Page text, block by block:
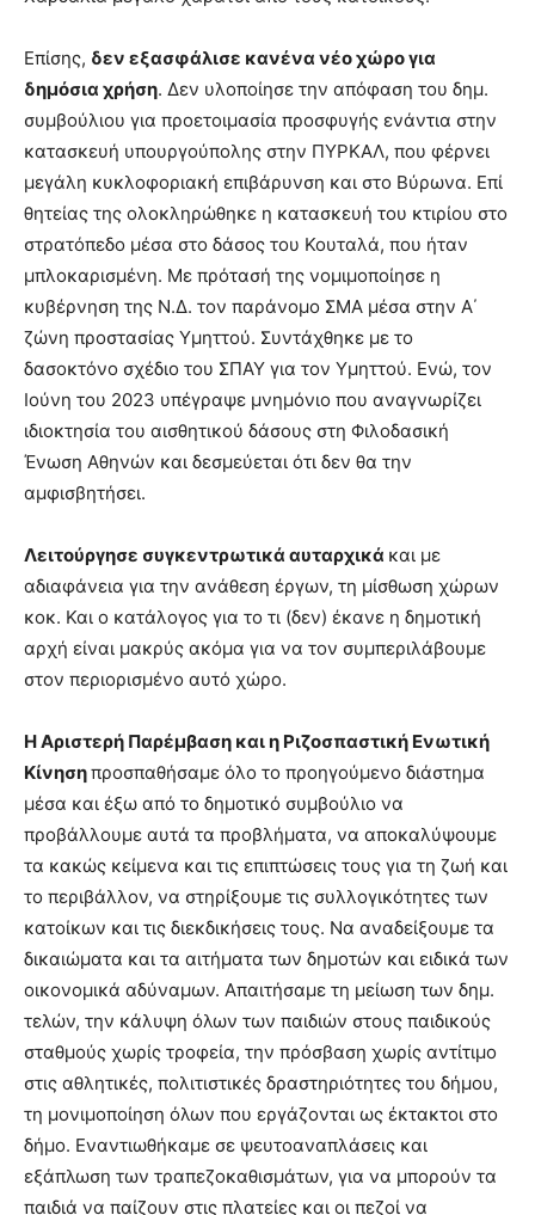
Επίσης, δεν εξασφάλισε κανένα νέο χώρο για
δημόσια χρήση. Δεν υλοποίησε την απόφαση του δημ.
συμβούλιου για προετοιμασία προσφυγής ενάντια στην
κατασκευή υπουργούπολης στην ΠΥΡΚΑΛ, που φέρνει
μεγάλη κυκλοφοριακή επιβάρυνση και στο Βύρωνα. Επί
θητείας της ολοκληρώθηκε η κατασκευή του κτιρίου στο
στρατόπεδο μέσα στο δάσος του Κουταλά, που ήταν
μπλοκαρισμένη. Με πρότασή της νομιμοποίησε η
κυβέρνηση της Ν.Δ. τον παράνομο ΣΜΑ μέσα στην Α΄
ζώνη προστασίας Υμηττού. Συντάχθηκε με το
δασοκτόνο σχέδιο του ΣΠΑΥ για τον Υμηττού. Ενώ, τον
Ιούνη του 2023 υπέγραψε μνημόνιο που αναγνωρίζει
ιδιοκτησία του αισθητικού δάσους στη Φιλοδασική
Ένωση Αθηνών και δεσμεύεται ότι δεν θα την
αμφισβητήσει.
Λειτούργησε συγκεντρωτικά αυταρχικά και με
αδιαφάνεια για την ανάθεση έργων, τη μίσθωση χώρων
κοκ. Και ο κατάλογος για το τι (δεν) έκανε η δημοτική
αρχή είναι μακρύς ακόμα για να τον συμπεριλάβουμε
στον περιορισμένο αυτό χώρο.
Η Αριστερή Παρέμβαση και η Ριζοσπαστική Ενωτική
Κίνησηπροσπαθήσαμε όλο το προηγούμενο διάστημα
μέσα και έξω από το δημοτικό συμβούλιο να
προβάλλουμε αυτά τα προβλήματα, να αποκαλύψουμε
τα κακώς κείμενα και τις επιπτώσεις τους για τη ζωή και
το περιβάλλον, να στηρίξουμε τις συλλογικότητες των
κατοίκων και τις διεκδικήσεις τους. Να αναδείξουμε τα
δικαιώματα και τα αιτήματα των δημοτών και ειδικά των
οικονομικά αδύναμων. Απαιτήσαμε τη μείωση των δημ.
τελών, την κάλυψη όλων των παιδιών στους παιδικούς
σταθμούς χωρίς τροφεία, την πρόσβαση χωρίς αντίτιμο
στις αθλητικές, πολιτιστικές δραστηριότητες του δήμου,
τη μονιμοποίηση όλων που εργάζονται ως έκτακτοι στο
δήμο. Εναντιωθήκαμε σε ψευτοαναπλάσεις και
εξάπλωση των τραπεζοκαθισμάτων, για να μπορούν τα
παιδιά να παίζουν στις πλατείες και οι πεζοί να